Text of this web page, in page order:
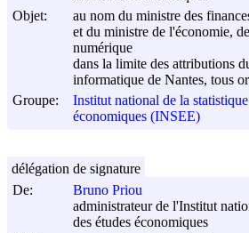
Objet:
au nom du ministre des
et du ministre de l'économie,
numérique
dans la limite des attributions
informatique de Nantes, tous
Groupe:
Institut national de la
économiques (INSEE)
De:
Bruno Priou
administrateur de l'Institut
des études économiques
délégation de signature